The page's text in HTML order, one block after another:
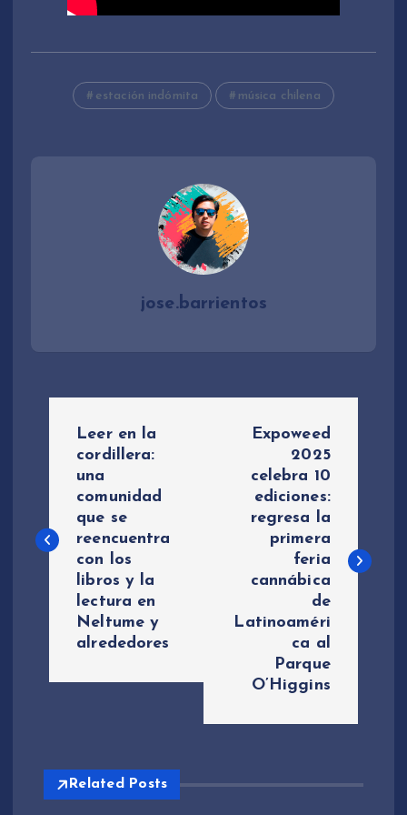
estación indómita música chilena
jose.barrientos
e
ó
Leer en la
cordillera:
una
comunidad
que se
reencuentra
con los
libros y la
lectura en
Neltume y
alrededores
Expoweed
2025
celebra 10
ediciones:
regresa la
primera
feria
cannábica
de
Latinoaméri
ca al
Parque
O’Higgins
Related Posts